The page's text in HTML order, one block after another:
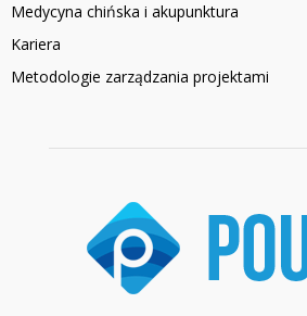
Medycyna chińska i akupunktura
Kariera
Metodologie zarządzania projektami